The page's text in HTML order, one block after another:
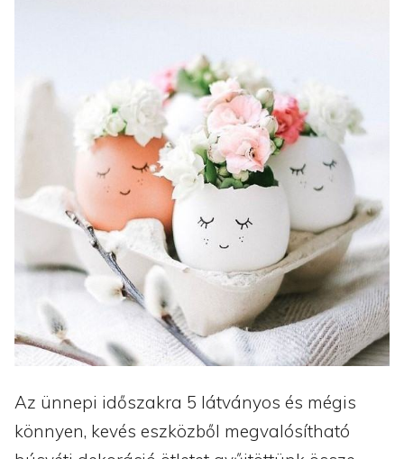
Az ünnepi időszakra 5 látványos és mégis
könnyen, kevés eszközből megvalósítható